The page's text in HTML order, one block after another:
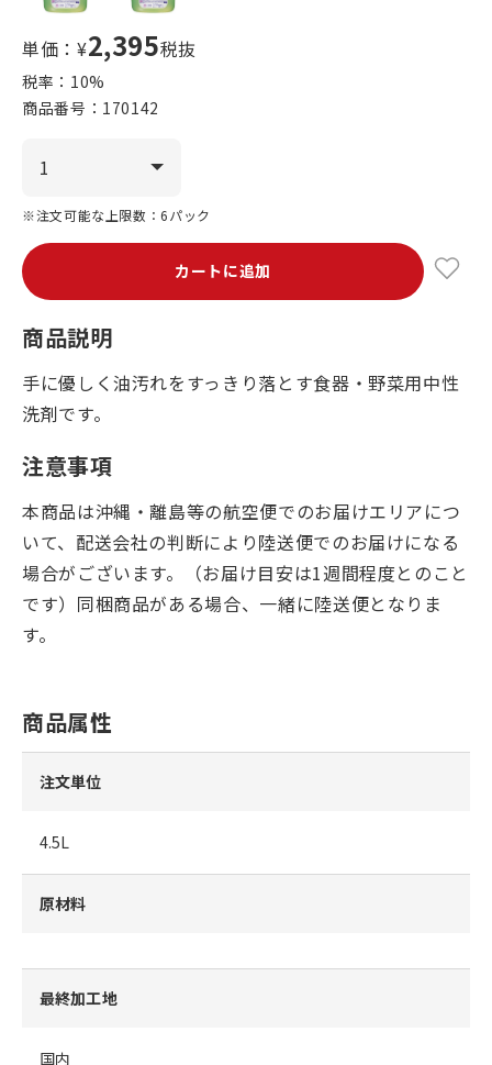
単価：¥2,395税抜
税率： 10%
商品番号： 170142
※注文可能な上限数：6パック
カートに追加
商品説明
手に優しく油汚れをすっきり落とす食器・野菜用中性
洗剤です。
注意事項
本商品は沖縄・離島等の航空便でのお届けエリアにつ
いて、配送会社の判断により陸送便でのお届けになる
場合がございます。（お届け目安は1週間程度とのこと
です）同梱商品がある場合、一緒に陸送便となりま
す。
商品属性
注文単位
4.5L
原材料
最終加工地
国内